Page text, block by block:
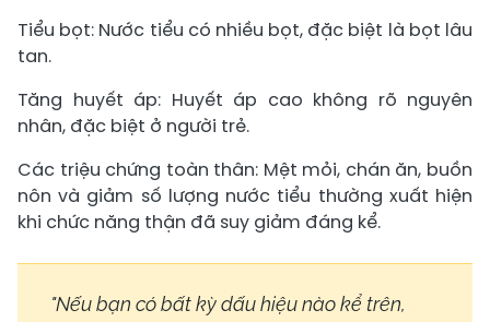
Tiểu bọt: Nước tiểu có nhiều bọt, đặc biệt là bọt lâu
tan.
Tăng huyết áp: Huyết áp cao không rõ nguyên
nhân, đặc biệt ở người trẻ.
Các triệu chứng toàn thân: Mệt mỏi, chán ăn, buồn
nôn và giảm số lượng nước tiểu thường xuất hiện
khi chức năng thận đã suy giảm đáng kể.
"Nếu bạn có bất kỳ dấu hiệu nào kể trên,